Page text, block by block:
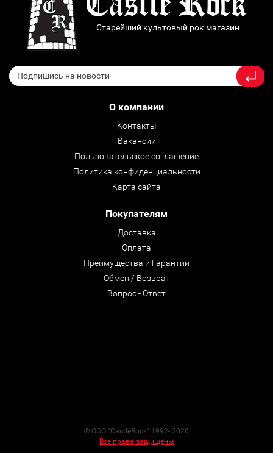
Старейший культовый рок магазин
О компании
Контакты
Вакансии
Пользовательское соглашение
Политика конфиденциальности
Карта сайта
Покупателям
Доставка
Оплата
Преимущества и Гарантии
Обмен / Возврат
Вопрос - Ответ
© ООО "CastleRock" 1992- 2026
Все права защищены